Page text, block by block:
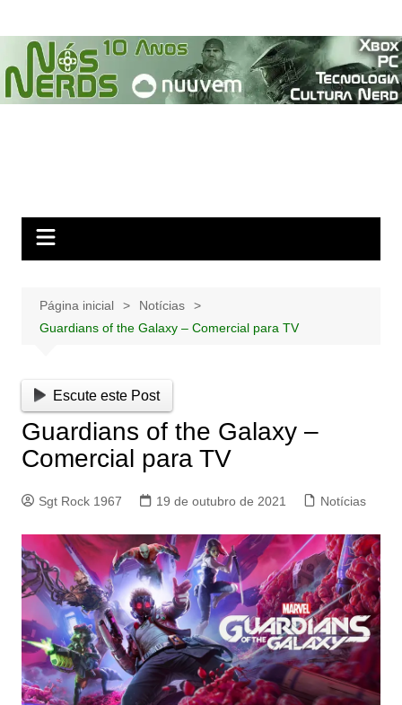
para
conteúdo
Página inicial
Notícias
Guardians of the Galaxy – Comercial para TV
Escute este Post
Guardians of the Galaxy –
Comercial para TV
Sgt Rock 1967 19 de outubro de 2021 Notícias